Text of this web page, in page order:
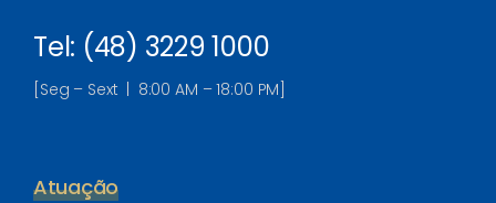
Tel: (48) 3229 1000
[Seg – Sext | 8:00 AM – 18:00 PM]
Atuação